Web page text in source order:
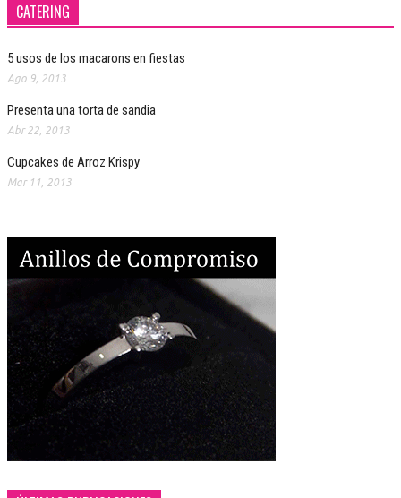
CATERING
5 usos de los macarons en fiestas
Ago 9, 2013
Presenta una torta de sandia
Abr 22, 2013
Cupcakes de Arroz Krispy
Mar 11, 2013